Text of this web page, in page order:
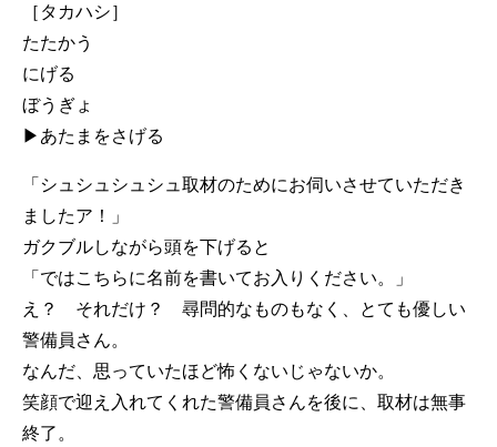
［タカハシ］
たたかう
にげる
ぼうぎょ
▶あたまをさげる
「シュシュシュシュ取材のためにお伺いさせていただき
ましたア！」
ガクブルしながら頭を下げると
「ではこちらに名前を書いてお入りください。」
え？ それだけ？ 尋問的なものもなく、とても優しい
警備員さん。
なんだ、思っていたほど怖くないじゃないか。
笑顔で迎え入れてくれた警備員さんを後に、取材は無事
終了。